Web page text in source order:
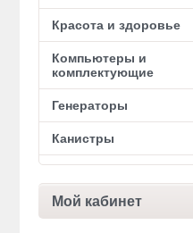
Красота и здоровье
Компьютеры и
комплектующие
Генераторы
Канистры
Мой кабинет